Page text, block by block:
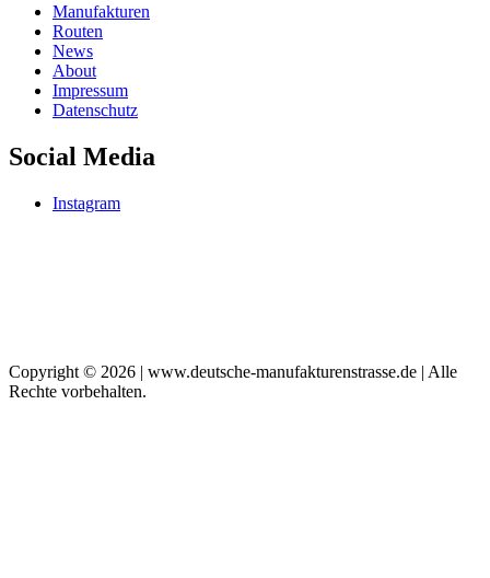
Manufakturen
Routen
News
About
Impressum
Datenschutz
Social Media
Instagram
Copyright © 2026 | www.deutsche-manufakturenstrasse.de | Alle
Rechte vorbehalten.